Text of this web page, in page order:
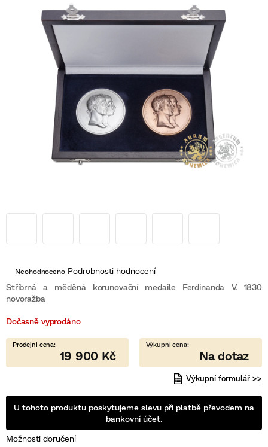
Dočasně vyprodáno
Možnosti doručení
Stříbrná a měděná korunovační medaile Ferdinanda V. 1830
novoražba
Průměrné
produktu
je
0,0
5
Neohodnoceno Podrobnosti hodnocení
19 900 Kč
Výkupní formulář >>
U tohoto produktu poskytujeme slevu při platbě převodem na
bankovní účet.